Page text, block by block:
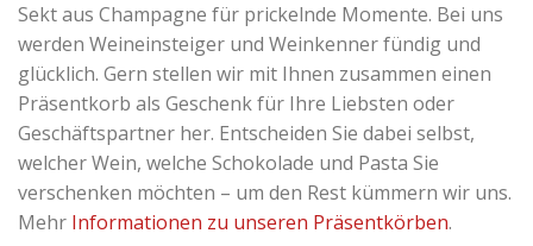
Sekt aus Champagne für prickelnde Momente. Bei uns
werden Weineinsteiger und Weinkenner fündig und
glücklich. Gern stellen wir mit Ihnen zusammen einen
Präsentkorb als Geschenk für Ihre Liebsten oder
Geschäftspartner her. Entscheiden Sie dabei selbst,
welcher Wein, welche Schokolade und Pasta Sie
verschenken möchten – um den Rest kümmern wir uns.
Mehr Informationen zu unseren Präsentkörben.